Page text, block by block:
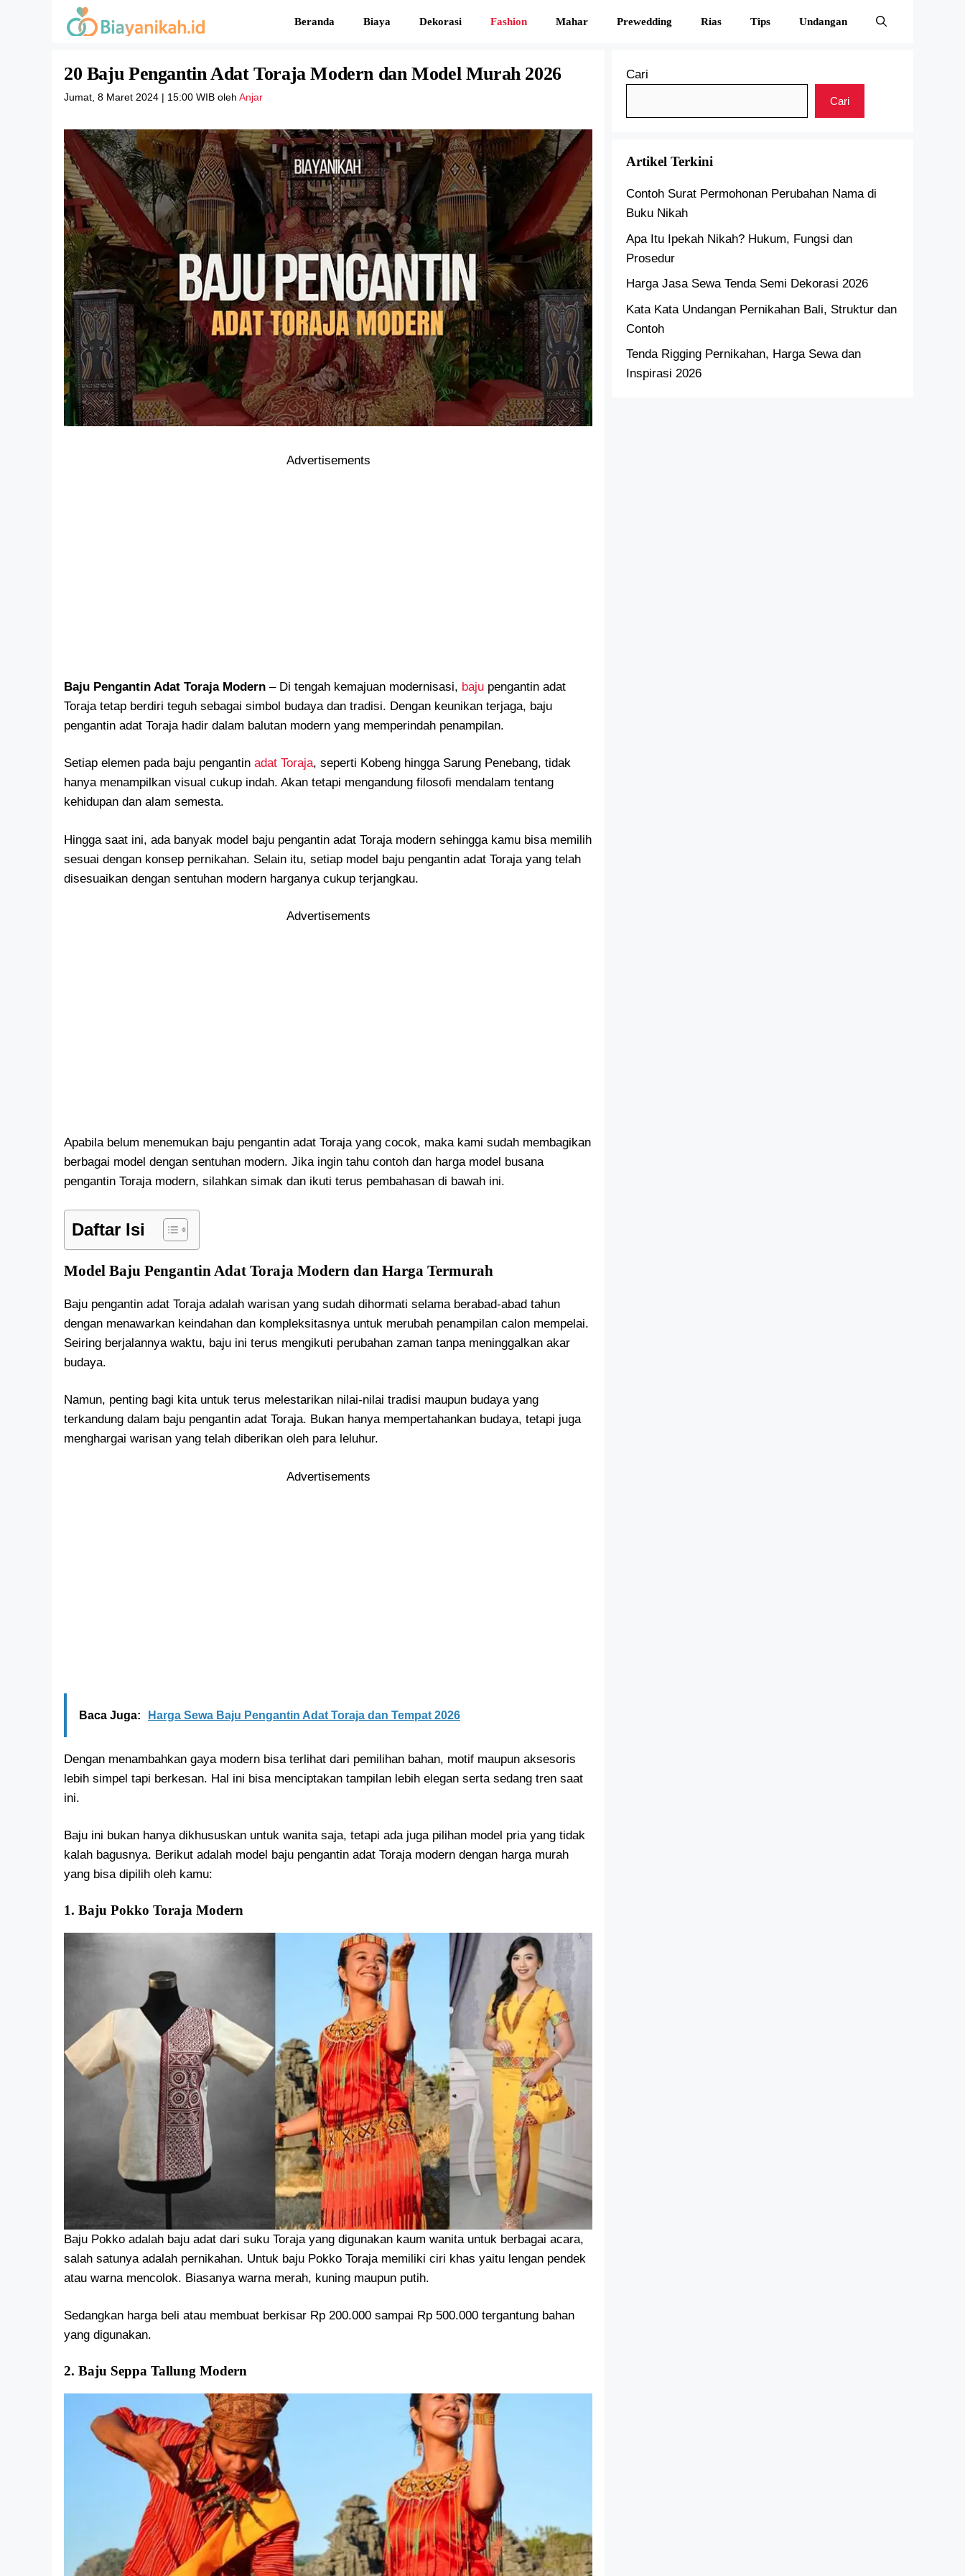
Beranda Biaya Dekorasi Fashion Mahar Prewedding Rias Tips Undangan
20 Baju Pengantin Adat Toraja Modern dan Model Murah 2026
Jumat, 8 Maret 2024 | 15:00 WIB oleh Anjar
Advertisements
Baju Pengantin Adat Toraja Modern – Di tengah kemajuan modernisasi, baju pengantin adat
Toraja tetap berdiri teguh sebagai simbol budaya dan tradisi. Dengan keunikan terjaga, baju
pengantin adat Toraja hadir dalam balutan modern yang memperindah penampilan.
Setiap elemen pada baju pengantin adat Toraja, seperti Kobeng hingga Sarung Penebang, tidak
hanya menampilkan visual cukup indah. Akan tetapi mengandung filosofi mendalam tentang
kehidupan dan alam semesta.
Hingga saat ini, ada banyak model baju pengantin adat Toraja modern sehingga kamu bisa memilih
sesuai dengan konsep pernikahan. Selain itu, setiap model baju pengantin adat Toraja yang telah
disesuaikan dengan sentuhan modern harganya cukup terjangkau.
Advertisements
Apabila belum menemukan baju pengantin adat Toraja yang cocok, maka kami sudah membagikan
berbagai model dengan sentuhan modern. Jika ingin tahu contoh dan harga model busana
pengantin Toraja modern, silahkan simak dan ikuti terus pembahasan di bawah ini.
Daftar Isi
Model Baju Pengantin Adat Toraja Modern dan Harga Termurah
Baju pengantin adat Toraja adalah warisan yang sudah dihormati selama berabad-abad tahun
dengan menawarkan keindahan dan kompleksitasnya untuk merubah penampilan calon mempelai.
Seiring berjalannya waktu, baju ini terus mengikuti perubahan zaman tanpa meninggalkan akar
budaya.
Namun, penting bagi kita untuk terus melestarikan nilai-nilai tradisi maupun budaya yang
terkandung dalam baju pengantin adat Toraja. Bukan hanya mempertahankan budaya, tetapi juga
menghargai warisan yang telah diberikan oleh para leluhur.
Advertisements
Baca Juga: Harga Sewa Baju Pengantin Adat Toraja dan Tempat 2026
Dengan menambahkan gaya modern bisa terlihat dari pemilihan bahan, motif maupun aksesoris
lebih simpel tapi berkesan. Hal ini bisa menciptakan tampilan lebih elegan serta sedang tren saat
ini.
Baju ini bukan hanya dikhususkan untuk wanita saja, tetapi ada juga pilihan model pria yang tidak
kalah bagusnya. Berikut adalah model baju pengantin adat Toraja modern dengan harga murah
yang bisa dipilih oleh kamu:
1. Baju Pokko Toraja Modern
Baju Pokko adalah baju adat dari suku Toraja yang digunakan kaum wanita untuk berbagai acara,
salah satunya adalah pernikahan. Untuk baju Pokko Toraja memiliki ciri khas yaitu lengan pendek
atau warna mencolok. Biasanya warna merah, kuning maupun putih.
Sedangkan harga beli atau membuat berkisar Rp 200.000 sampai Rp 500.000 tergantung bahan
yang digunakan.
2. Baju Seppa Tallung Modern
Cari
Cari
Artikel Terkini
Contoh Surat Permohonan Perubahan Nama di
Buku Nikah
Apa Itu Ipekah Nikah? Hukum, Fungsi dan
Prosedur
Harga Jasa Sewa Tenda Semi Dekorasi 2026
Kata Kata Undangan Pernikahan Bali, Struktur dan
Contoh
Tenda Rigging Pernikahan, Harga Sewa dan
Inspirasi 2026